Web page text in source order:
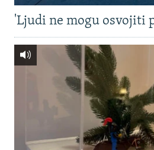
'Ljudi ne mogu osvojiti